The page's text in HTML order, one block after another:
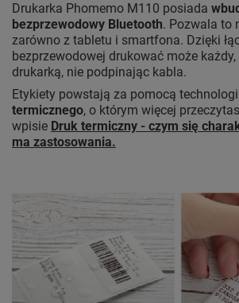
Drukarka Phomemo M110 posiada
bezprzewodowy Bluetooth. Pozwala to
zarówno z tabletu i smartfona. Dzięki
bezprzewodowej drukować może każdy,
drukarką, nie podpinając kabla.
Etykiety powstają za pomocą
termicznego, o którym więcej
wpisie Druk termiczny - czym się
ma zastosowania.